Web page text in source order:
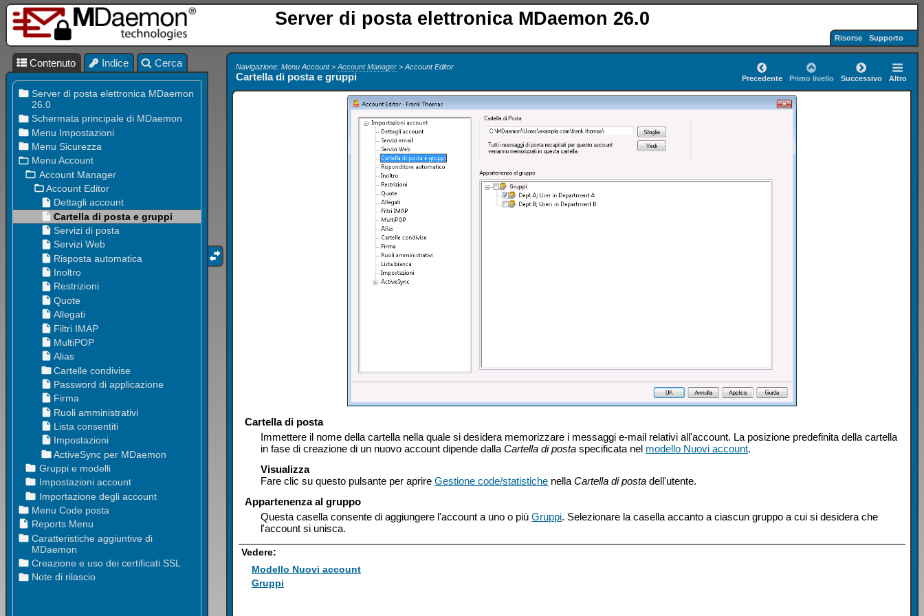
Server di posta elettronica MDaemon 26.0
Risorse Supporto
Navigazione: Menu Account >Account Manager > Account Editor
Cartella di posta e gruppi Precedente Primo livello Successivo Altro
Cartella di posta
Immettere il nome della cartella nella quale si desidera memorizzare i messaggi e-mail relativi all'account. La posizione predefinita della cartella
in fase di creazione di un nuovo account dipende dalla Cartella di posta specificata nel modello Nuovi account.
Visualizza
Fare clic su questo pulsante per aprireGestione code/statistiche nellaCartella di posta dell'utente.
Appartenenza al gruppo
Questa casella consente di aggiungere l'account a uno o piùGruppi. Selezionare la casella accanto a ciascun gruppo a cui si desidera che
l'account si unisca.
Vedere:
Modello Nuovi account
Gruppi
Contenuto Indice Cerca